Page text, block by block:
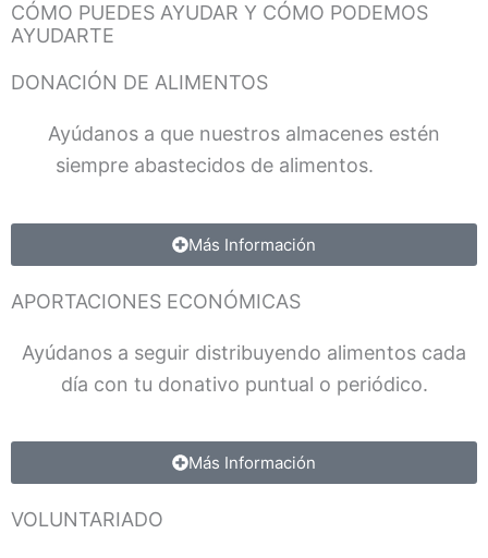
CÓMO PUEDES AYUDAR Y CÓMO PODEMOS
AYUDARTE
DONACIÓN DE ALIMENTOS
Ayúdanos a que nuestros almacenes estén
siempre abastecidos de alimentos.
Más Información
APORTACIONES ECONÓMICAS
Ayúdanos a seguir distribuyendo alimentos cada
día con tu donativo puntual o periódico.
Más Información
VOLUNTARIADO